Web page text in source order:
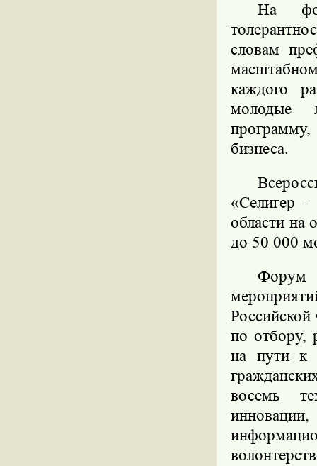
На
словам
каждого
молодые
программу,
бизнеса.
«Селигер
области на
до 50 000
Форум
Российской
по отбору,
на пути к
восемь
инновации,